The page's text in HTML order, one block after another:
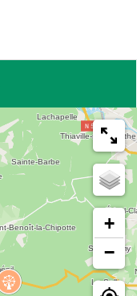
+
−